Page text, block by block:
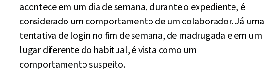
acontece em um dia de semana, durante o expediente, é
considerado um comportamento de um colaborador. Já uma
tentativa de login no fim de semana, de madrugada e em um
lugar diferente do habitual, é vista como um
comportamento suspeito.